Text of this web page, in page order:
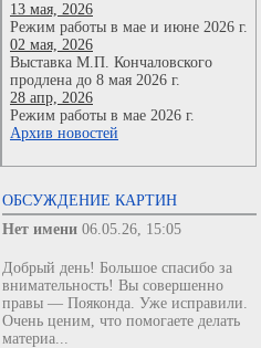
13 мая, 2026
Режим работы в мае и июне 2026 г.
02 мая, 2026
Выставка М.П. Кончаловского
продлена до 8 мая 2026 г.
28 апр, 2026
Режим работы в мае 2026 г.
Архив новостей
ОБСУЖДЕНИЕ КАРТИН
Нет имени 06.05.26, 15:05
Добрый день! Большое спасибо за
внимательность! Вы совершенно
правы — Пояконда. Уже исправили.
Очень ценим, что помогаете делать
материа...